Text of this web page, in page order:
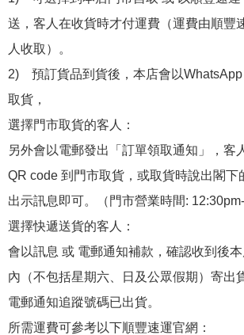
送，客人在收貨時才付運費（運費由順豐
人收取）。
2)　預訂貨品到貨後，本店會以
取貨，
選擇門市取貨的客人：
另外會以電郵發出「訂單領取通知」，客
QR code 到門市取貨，或取貨時說出閣下
出示訊息即可。（門市營業時間: 12:30pm-
選擇快遞送貨的客人：
會以訊息 或 電郵通知補款，確認收到後
內（不包括星期六、日及公眾假期）寄出
電郵通知追蹤號碼已出貨。
所需運費可參考以下順豐速運官網：